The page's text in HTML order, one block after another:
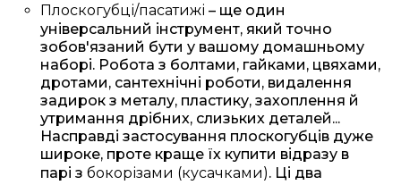
Плоскогубці/пасатижі – ще один
універсальний інструмент, який точно
зобов'язаний бути у вашому домашньому
наборі. Робота з болтами, гайками, цвяхами,
дротами, сантехнічні роботи, видалення
задирок з металу, пластику, захоплення й
утримання дрібних, слизьких деталей...
Насправді застосування плоскогубців дуже
широке, проте краще їх купити відразу в
парі з бокорізами (кусачками). Ці два